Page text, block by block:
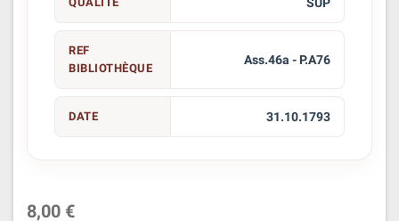
REF
BIBLIOTHÈQUE
Ass.46a - P.A76
DATE 31.10.1793
8,00 €